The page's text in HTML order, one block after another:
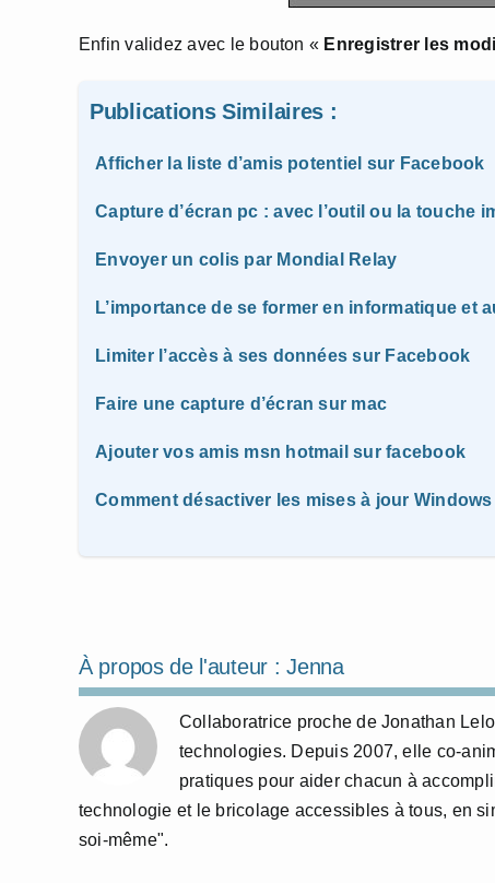
Enfin validez avec le bouton « Enregistrer les
Publications Similaires :
Afficher la liste d’amis potentiel sur Facebook
Capture d’écran pc : avec l’outil ou la touche
Envoyer un colis par Mondial Relay
L’importance de se former en informatique et
Limiter l’accès à ses données sur Facebook
Faire une capture d’écran sur mac
Ajouter vos amis msn hotmail sur facebook
Comment désactiver les mises à jour Windows
À propos de l'auteur :Jenna
Collaboratrice proche de Jonathan
technologies. Depuis 2007, elle co-
pratiques pour aider chacun à
technologie et le bricolage accessibles à tous, en
soi-même".